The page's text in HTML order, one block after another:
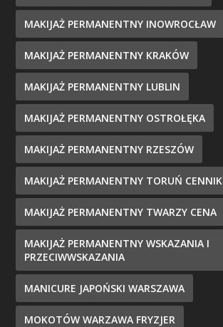
MAKIJAŻ PERMANENTNY INOWROCŁAW
MAKIJAŻ PERMANENTNY KRAKÓW
MAKIJAŻ PERMANENTNY LUBLIN
MAKIJAŻ PERMANENTNY OSTROŁĘKA
MAKIJAŻ PERMANENTNY RZESZÓW
MAKIJAŻ PERMANENTNY TORUŃ CENNIK
MAKIJAŻ PERMANENTNY TWARZY CENA
MAKIJAŻ PERMANENTNY WSKAZANIA I
PRZECIWWSKAZANIA
MANICURE JAPOŃSKI WARSZAWA
MOKOTÓW WARZAWA FRYZJER